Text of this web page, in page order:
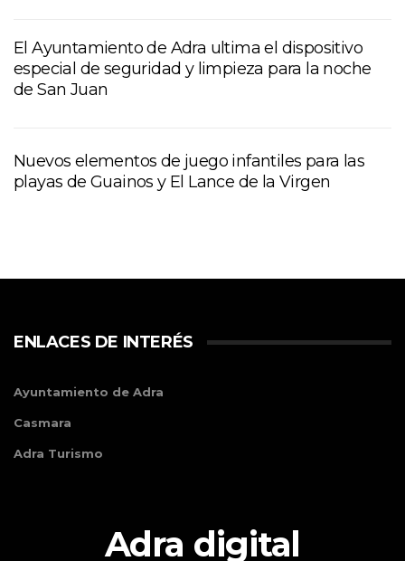
El Ayuntamiento de Adra ultima el dispositivo
especial de seguridad y limpieza para la noche
de San Juan
Nuevos elementos de juego infantiles para las
playas de Guainos y El Lance de la Virgen
ENLACES DE INTERÉS
Ayuntamiento de Adra
Casmara
Adra Turismo
Adra digital